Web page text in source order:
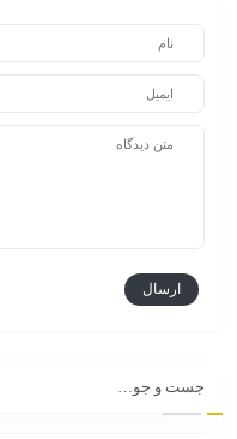
جست و جو…